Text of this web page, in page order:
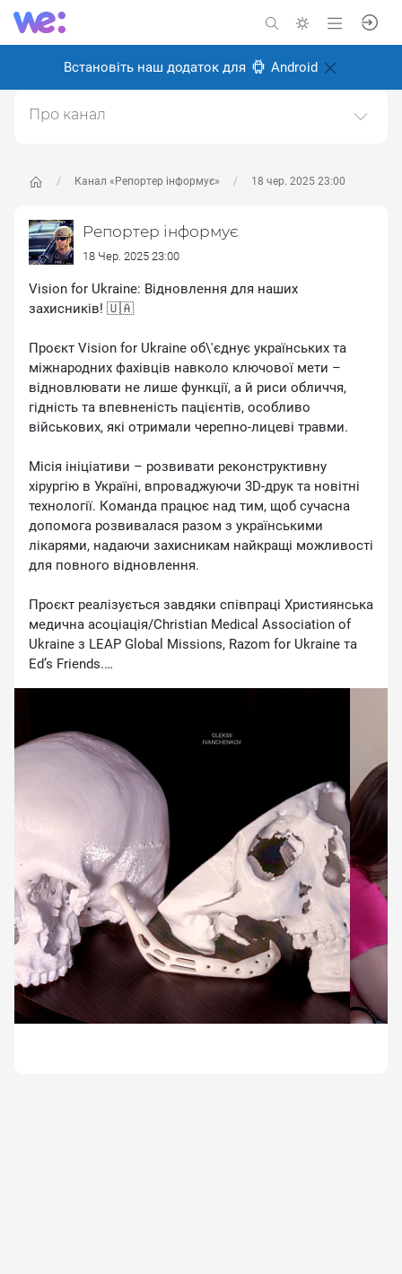
Встановіть наш додаток для Android
Канал «Репортер інформує» 18 чер. 2025 23:00
Репортер інформує
18 Чер. 2025 23:00
Vision for Ukraine: Відновлення для наших
захисників! 🇺🇦
Проєкт Vision for Ukraine об\'єднує українських та
міжнародних фахівців навколо ключової мети –
відновлювати не лише функції, а й риси обличчя,
гідність та впевненість пацієнтів, особливо
військових, які отримали черепно-лицеві травми.
Місія ініціативи – розвивати реконструктивну
хірургію в Україні, впроваджуючи 3D-друк та новітні
технології. Команда працює над тим, щоб сучасна
допомога розвивалася разом з українськими
лікарями, надаючи захисникам найкращі можливості
для повного відновлення.
Проєкт реалізується завдяки співпраці Християнська
медична асоціація/Christian Medical Association of
Ukraine з LEAP Global Missions, Razom for Ukraine та
Ed’s Friends.
#Медицина #роботарепортер
Про канал
Створено: 26 серпня 2024